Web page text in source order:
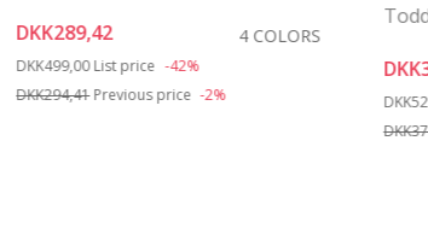
DKK289,42
4 COLORS
Price reduced from
DKK499,00 to
List price -42%
DKK294,41Previous price -2% Price